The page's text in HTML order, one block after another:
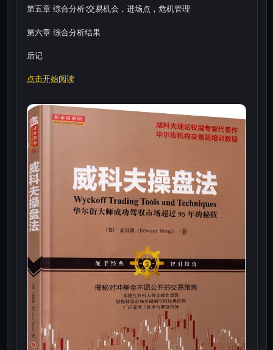
第五章 综合分析∶交易机会，进场点，危机管理
第六章 综合分析结果
后记
点击开始阅读